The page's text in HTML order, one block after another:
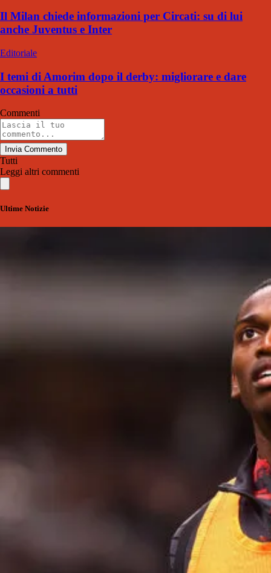
Il Milan chiede informazioni per Circati: su di lui
anche Juventus e Inter
Editoriale
I temi di Amorim dopo il derby: migliorare e dare
occasioni a tutti
Commenti
Invia Commento
Tutti
Leggi altri commenti
Ultime Notizie